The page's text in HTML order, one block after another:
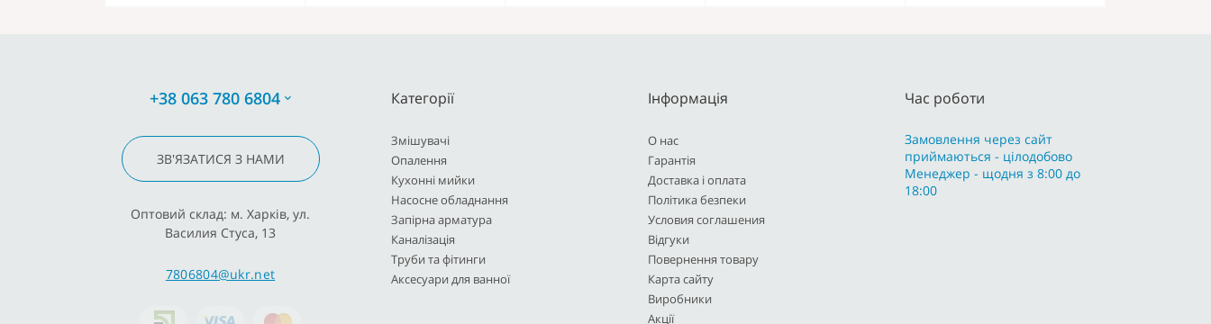
+38 063 780 6804
ЗВ'ЯЗАТИСЯ З НАМИ
Оптовий склад: м. Харків, ул.
Василия Стуса, 13
7806804@ukr.net
Категорії
Змішувачі
Опалення
Кухонні мийки
Насосне обладнання
Запірна арматура
Каналізація
Труби та фітинги
Аксесуари для ванної
Інформація
О нас
Гарантія
Доставка і оплата
Політика безпеки
Условия соглашения
Відгуки
Повернення товару
Карта сайту
Виробники
Акції
Час роботи
Замовлення через сайт
приймаються - цілодобово
Менеджер - щодня з 8:00 до
18:00